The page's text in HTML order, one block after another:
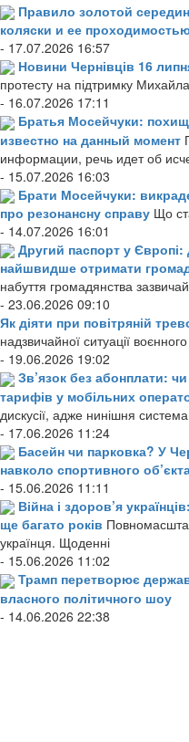
Правило золотой
коляски и ее
- 17.07.2026 16:57
Новини Чернівців 16
протесту на підтримку Михайла
- 16.07.2026 17:11
Братья Мосейчуки:
известно на данный момент
информации, речь идет об
- 15.07.2026 16:03
Брати Мосейчуки:
про резонансну справу Що
- 14.07.2026 16:01
Другий паспорт у Європі:
найшвидше отримати
набуття громадянства
- 23.06.2026 09:10
Як діяти при повітряній
надзвичайної ситуації
- 19.06.2026 19:02
Зв’язок без абонплати:
тарифів у мобільних
дискусії, адже нинішня система
- 17.06.2026 11:24
Басейн чи парковка? У
навколо спортивного
- 15.06.2026 11:11
Війна і здоров’я
ще багато років
українця. Щоденні
- 15.06.2026 11:02
Трамп перетворює
власного політичного шоу
- 14.06.2026 22:38